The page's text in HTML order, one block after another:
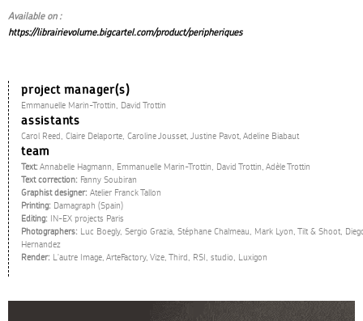
Available on :
https://librairievolume.bigcartel.com/product/peripheriques
project manager(s)
Emmanuelle Marin-Trottin, David Trottin
assistants
Carol Reed, Claire Delaporte, Caroline Jousset, Justine Pavot, Adeline Biabaut
team
Text: Annabelle Hagmann, Emmanuelle Marin-Trottin, David Trottin, Adèle Trottin
Text correction: Fanny Soubiran
Graphist designer: Atelier Franck Tallon
Printing: Damagraph (Spain)
Editing: IN-EX projects Paris
Photographers: Luc Boegly, Sergio Grazia, Stéphane Chalmeau, Mark Lyon, Tilt & Shoot,
Hernandez
Render: L'autre Image, ArteFactory, Vize, Third, RSI, studio, Luxigon